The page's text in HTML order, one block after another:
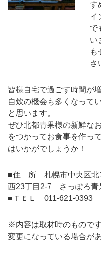
す
イ
で
い
も
さ
皆様自宅で過ごす時間が増
自炊の機会も多くなって
と思います。
ぜひ北都青果様の新鮮な
をつかってお食事を作っ
はいかがでしょうか！
■住 所 札幌市中央区北
西23丁目 2-7 さっぽろ青
■ＴＥＬ 011-621-0393
※内容は取材時のもので
変更になっている場合があ